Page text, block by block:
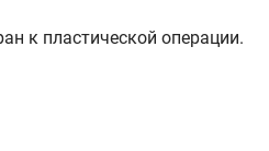
к пластической операции.